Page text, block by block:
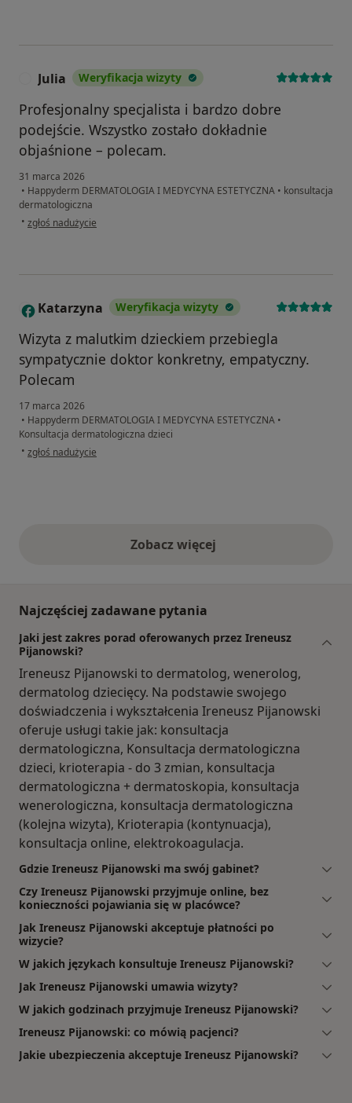
Julia Weryfikacja wizyty
Profesjonalny specjalista i bardzo dobre
podejście. Wszystko zostało dokładnie
objaśnione – polecam.
31 marca 2026
• Happyderm DERMATOLOGIA I MEDYCYNA ESTETYCZNA • konsultacja
dermatologiczna
• w opinii użytkownika Julia
zgłoś nadużycie
K Katarzyna Weryfikacja wizyty
Wizyta z malutkim dzieckiem przebiegla
sympatycznie doktor konkretny, empatyczny.
Polecam
17 marca 2026
• Happyderm DERMATOLOGIA I MEDYCYNA ESTETYCZNA •
Konsultacja dermatologiczna dzieci
• w opinii użytkownika Katarzyna
zgłoś nadużycie
Zobacz więcejopinie powyżej
Najczęściej zadawane pytania
Jaki jest zakres porad oferowanych przez Ireneusz
Pijanowski?
Ireneusz Pijanowski to dermatolog, wenerolog,
dermatolog dziecięcy. Na podstawie swojego
doświadczenia i wykształcenia Ireneusz Pijanowski
oferuje usługi takie jak: konsultacja
dermatologiczna, Konsultacja dermatologiczna
dzieci, krioterapia - do 3 zmian, konsultacja
dermatologiczna + dermatoskopia, konsultacja
wenerologiczna, konsultacja dermatologiczna
(kolejna wizyta), Krioterapia (kontynuacja),
konsultacja online, elektrokoagulacja.
Gdzie Ireneusz Pijanowski ma swój gabinet?
Czy Ireneusz Pijanowski przyjmuje online, bez
konieczności pojawiania się w placówce?
Jak Ireneusz Pijanowski akceptuje płatności po
wizycie?
W jakich językach konsultuje Ireneusz Pijanowski?
Jak Ireneusz Pijanowski umawia wizyty?
W jakich godzinach przyjmuje Ireneusz Pijanowski?
Ireneusz Pijanowski: co mówią pacjenci?
Jakie ubezpieczenia akceptuje Ireneusz Pijanowski?